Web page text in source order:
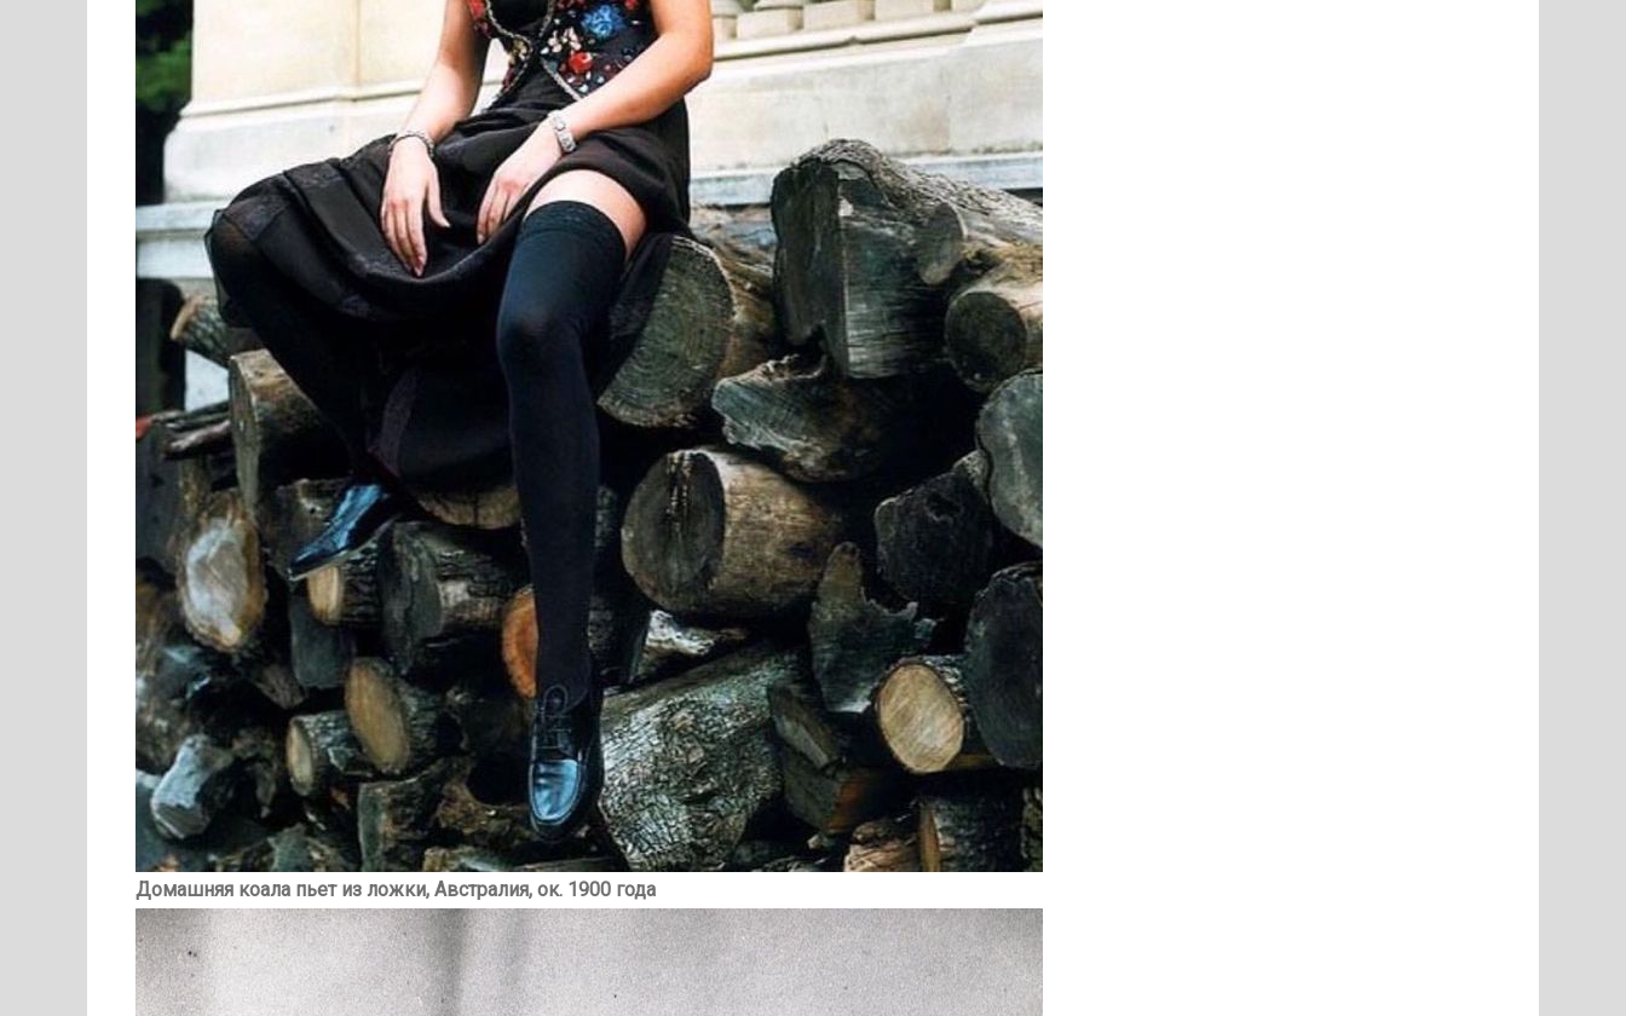
Домашняя коала пьет из ложки, Австралия, ок. 1900 года